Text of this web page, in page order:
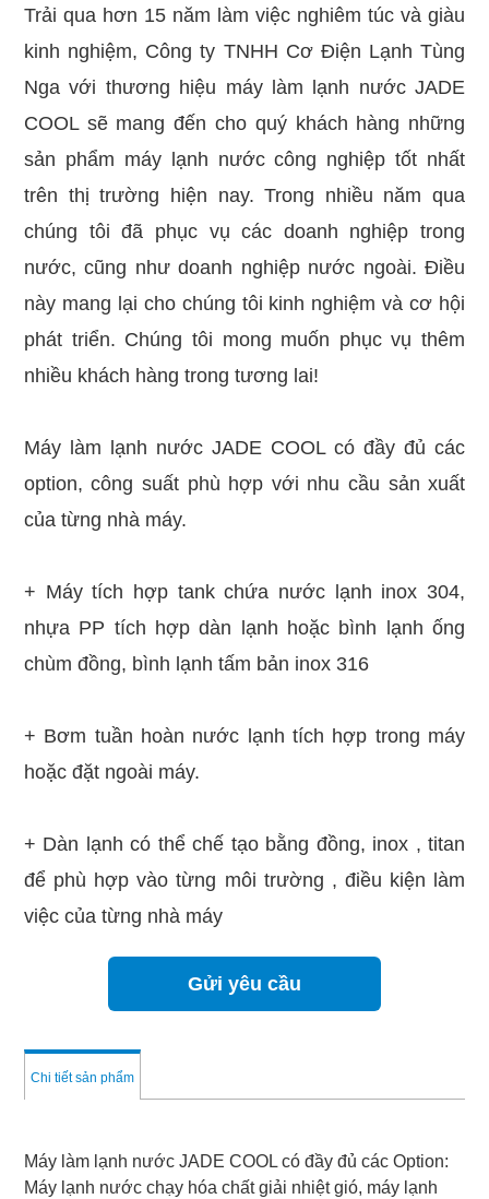
Trải qua hơn 15 năm làm việc nghiêm túc và giàu
kinh nghiệm, Công ty TNHH Cơ Điện Lạnh Tùng
Nga với thương hiệu máy làm lạnh nước JADE
COOL sẽ mang đến cho quý khách hàng những
sản phẩm máy lạnh nước công nghiệp tốt nhất
trên thị trường hiện nay. Trong nhiều năm qua
chúng tôi đã phục vụ các doanh nghiệp trong
nước, cũng như doanh nghiệp nước ngoài. Điều
này mang lại cho chúng tôi kinh nghiệm và cơ hội
phát triển. Chúng tôi mong muốn phục vụ thêm
nhiều khách hàng trong tương lai!
Máy làm lạnh nước JADE COOL có đầy đủ các
option, công suất phù hợp với nhu cầu sản xuất
của từng nhà máy.
+ Máy tích hợp tank chứa nước lạnh inox 304,
nhựa PP tích hợp dàn lạnh hoặc bình lạnh ống
chùm đồng, bình lạnh tấm bản inox 316
+ Bơm tuần hoàn nước lạnh tích hợp trong máy
hoặc đặt ngoài máy.
+ Dàn lạnh có thể chế tạo bằng đồng, inox , titan
để phù hợp vào từng môi trường , điều kiện làm
việc của từng nhà máy
Gửi yêu cầu
Chi tiết sản phẩm
Máy làm lạnh nước JADE COOL có đầy đủ các Option:
Máy lạnh nước chạy hóa chất giải nhiệt gió, máy lạnh